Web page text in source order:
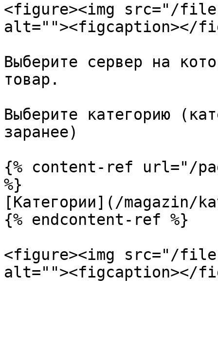
<figure><img src="/
alt=""><figcaption></
Выберите сервер на
товар.
Выберите категорию
заранее)
{% content-ref url="/
%}
[Категории](/magazin/
{% endcontent-ref %}
<figure><img src="/files/